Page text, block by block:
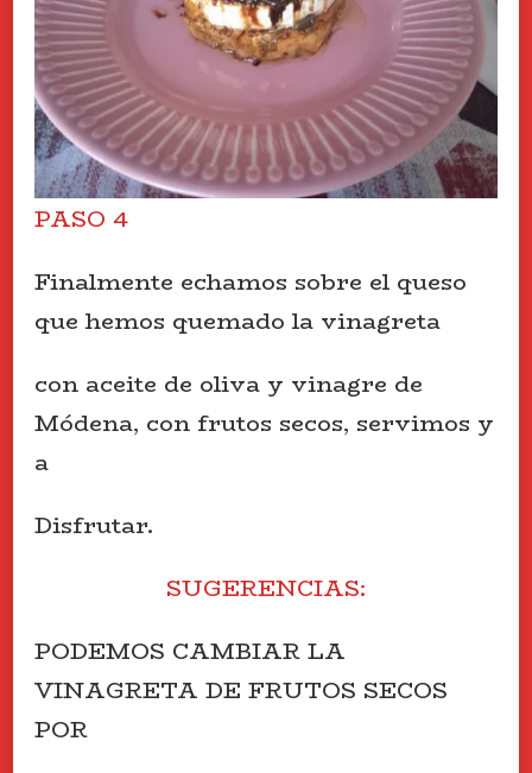
PASO 4
Finalmente echamos sobre el queso
que hemos quemado la vinagreta
con aceite de oliva y vinagre de
Módena, con frutos secos, servimos y
a
Disfrutar.
SUGERENCIAS:
PODEMOS CAMBIAR LA
VINAGRETA DE FRUTOS SECOS
POR